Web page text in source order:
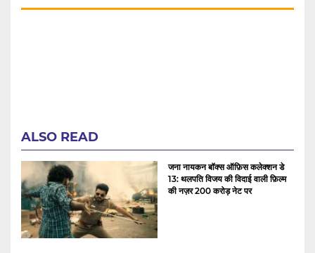
ALSO READ
जना नायकन बॉक्स ऑफ़िस कलेक्शन डे
13: थलपति विजय की विदाई वाली फ़िल्म
की नज़र 200 करोड़ नेट पर